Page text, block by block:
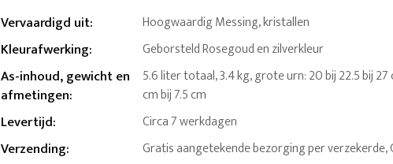
Vervaardigd uit: Hoogwaardig Messing, kristallen
Kleurafwerking: Geborsteld Rosegoud en zilverkleur
As-inhoud, gewicht en
afmetingen:
5.6 liter totaal, 3.4 kg, grote urn: 20 bij 22.5 bij 27
cm bij 7.5 cm
Levertijd: Circa 7 werkdagen
Verzending: Gratis aangetekende bezorging per